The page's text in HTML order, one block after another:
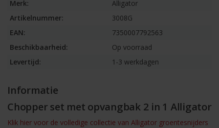
Merk:
Alligator
Artikelnummer:
3008G
EAN:
7350007792563
Beschikbaarheid:
Op voorraad
Levertijd:
1-3 werkdagen
Informatie
Chopper set met opvangbak 2 in 1 Alligator
Klik hier voor de volledige collectie van Alligator groentesnijders